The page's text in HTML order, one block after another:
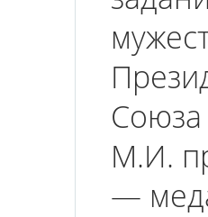
М.И.
—